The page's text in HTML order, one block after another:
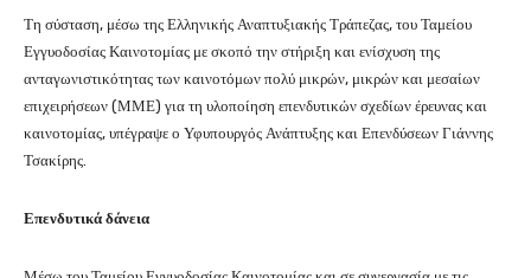
Τη σύσταση, μέσω της Ελληνικής Αναπτυξιακής Τράπεζας, του Ταμείου
Εγγυοδοσίας Καινοτομίας με σκοπό την στήριξη και ενίσχυση της
ανταγωνιστικότητας των καινοτόμων πολύ μικρών, μικρών και μεσαίων
επιχειρήσεων (ΜΜΕ) για τη υλοποίηση επενδυτικών σχεδίων έρευνας και
καινοτομίας, υπέγραψε ο Υφυπουργός Ανάπτυξης και Επενδύσεων Γιάννης
Τσακίρης.
Επενδυτικά δάνεια